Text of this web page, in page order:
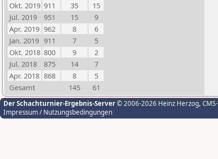
Okt. 2019 911 35
15
Jul. 2019
951 15
9
Apr. 2019 962 8
6
Jan. 2019 911 7
5
Okt. 2018 800 9
2
Jul. 2018
875 14
7
Apr. 2018 868 8
5
Gesamt
145 61
Der Schachturnier-Ergebnis-Server© 2006-2026 Heinz Herzog,
Impressum / Nutzungsbedingungen